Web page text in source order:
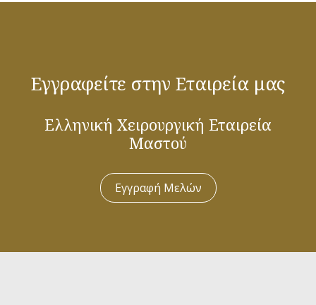
Εγγραφείτε στην Εταιρεία μας
Ελληνική Χειρουργική Εταιρεία
Μαστού
Εγγραφή Μελών